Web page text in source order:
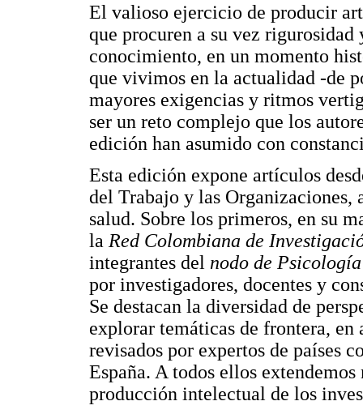
El valioso ejercicio de producir
que procuren a su vez rigurosidad
conocimiento, en un momento
que vivimos en la actualidad -de
mayores exigencias y ritmos
ser un reto complejo que los
edición han asumido con
Esta edición expone artículos
del Trabajo y las
salud. Sobre los primeros, en su
la Red Colombiana de
integrantes del nodo de
por investigadores, docentes y
Se destacan la diversidad de
explorar temáticas de frontera, en
revisados por expertos de países
España. A todos ellos
producción intelectual de los